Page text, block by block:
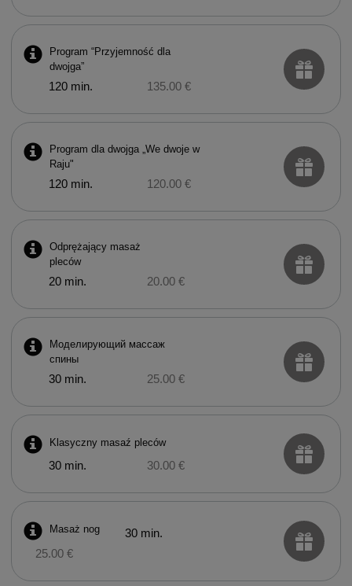
Program “Przyjemność dla
dwojga”
120 min. 135.00 €
Program dla dwojga „We dwoje w
Raju"
120 min. 120.00 €
Odprężający masaż
pleców
20 min. 20.00 €
Моделирующий массаж
спины
30 min. 25.00 €
Klasyczny masaź pleców
30 min. 30.00 €
Masaż nog
30 min.
25.00 €